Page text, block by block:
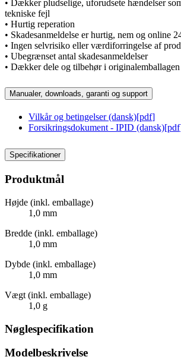
• Dækker pludselige, uforudsete hændelser
tekniske fejl
• Hurtig reperation
• Skadesanmeldelse er hurtig, nem og online
• Ingen selvrisiko eller værdiforringelse af
• Ubegrænset antal skadesanmeldelser
• Dækker dele og tilbehør i originalemballagen
Manualer, downloads, garanti og support
Vilkår og betingelser (dansk)[pdf]
Forsikringsdokument - IPID (dansk)[pdf
Specifikationer
Produktmål
Højde (inkl. emballage)
1,0 mm
Bredde (inkl. emballage)
1,0 mm
Dybde (inkl. emballage)
1,0 mm
Vægt (inkl. emballage)
1,0 g
Nøglespecifikation
Modelbeskrivelse